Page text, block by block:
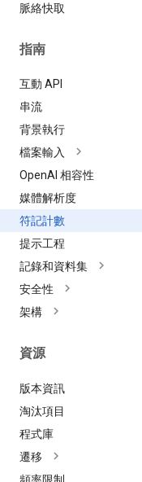
脈絡快取
指南
互動 API
串流
背景執行
檔案輸入
OpenAI 相容性
媒體解析度
符記計數
提示工程
記錄和資料集
安全性
架構
資源
版本資訊
淘汰項目
程式庫
遷移
頻率限制